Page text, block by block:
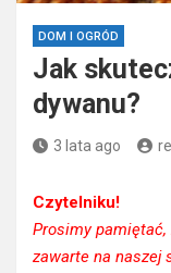
DOM I OGRÓD
Jak
dywanu?
3 lata ago
Czytelniku!
Prosimy
zawarte na naszej